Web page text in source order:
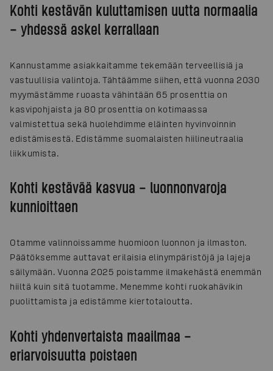
Kohti kestävän kuluttamisen uutta normaalia
– yhdessä askel kerrallaan
Kannustamme asiakkaitamme tekemään terveellisiä ja
vastuullisia valintoja. Tähtäämme siihen, että vuonna 2030
myymästämme ruoasta vähintään 65 prosenttia on
kasvipohjaista ja 80 prosenttia on kotimaassa
valmistettua sekä huolehdimme eläinten hyvinvoinnin
edistämisestä. Edistämme suomalaisten hiilineutraalia
liikkumista.
Kohti kestävää kasvua – luonnonvaroja
kunnioittaen
Otamme valinnoissamme huomioon luonnon ja ilmaston.
Päätöksemme auttavat erilaisia elinympäristöjä ja lajeja
säilymään. Vuonna 2025 poistamme ilmakehästä enemmän
hiiltä kuin sitä tuotamme. Menemme kohti ruokahävikin
puolittamista ja edistämme kiertotaloutta.
Kohti yhdenvertaista maailmaa –
eriarvoisuutta poistaen